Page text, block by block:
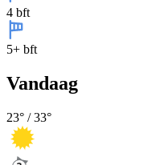
4 bft
5+ bft
Vandaag
23° /33°